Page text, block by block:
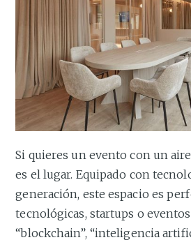
Si quieres un evento con un
es el lugar. Equipado con
generación, este espacio es
tecnológicas, startups o
“blockchain”, “inteligencia